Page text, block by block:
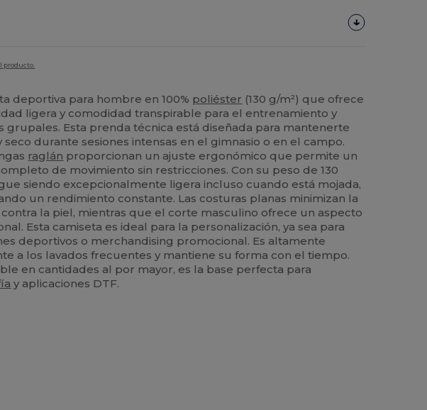
producto.
deportiva para hombre en 100% poliéster (130 g/m²) que ofrece
ligera y comodidad transpirable para el entrenamiento y
grupales. Esta prenda técnica está diseñada para mantenerte
seco durante sesiones intensas en el gimnasio o en el campo.
raglán proporcionan un ajuste ergonómico que permite un
de movimiento sin restricciones. Con su peso de 130
siendo excepcionalmente ligera incluso cuando está mojada,
un rendimiento constante. Las costuras planas minimizan la
la piel, mientras que el corte masculino ofrece un aspecto
Esta camiseta es ideal para la personalización, ya sea para
deportivos o merchandising promocional. Es altamente
a los lavados frecuentes y mantiene su forma con el tiempo.
en cantidades al por mayor, es la base perfecta para
y aplicaciones DTF.